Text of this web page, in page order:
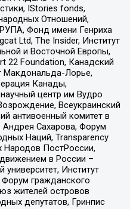
IStories fonds,
Отношений,
Фонд имени Генриха
Ltd, The Insider, Институт
и Восточной Европы,
22 Foundation, Канадский
Макдональда-Лорье,
Канады,
центр им Вудро
Всеукраинский
антивоенный комитет в
Сахарова, Форум
Наций, Transparеncy
Народов ПостРоссии,
в России –
Институт
Форум гражданского
жителей островов
депутатов, Гринпис